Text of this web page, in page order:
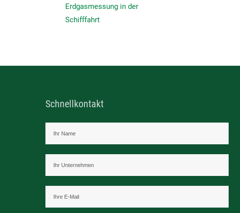
Erdgasmessung in der
Schifffahrt
Schnellkontakt